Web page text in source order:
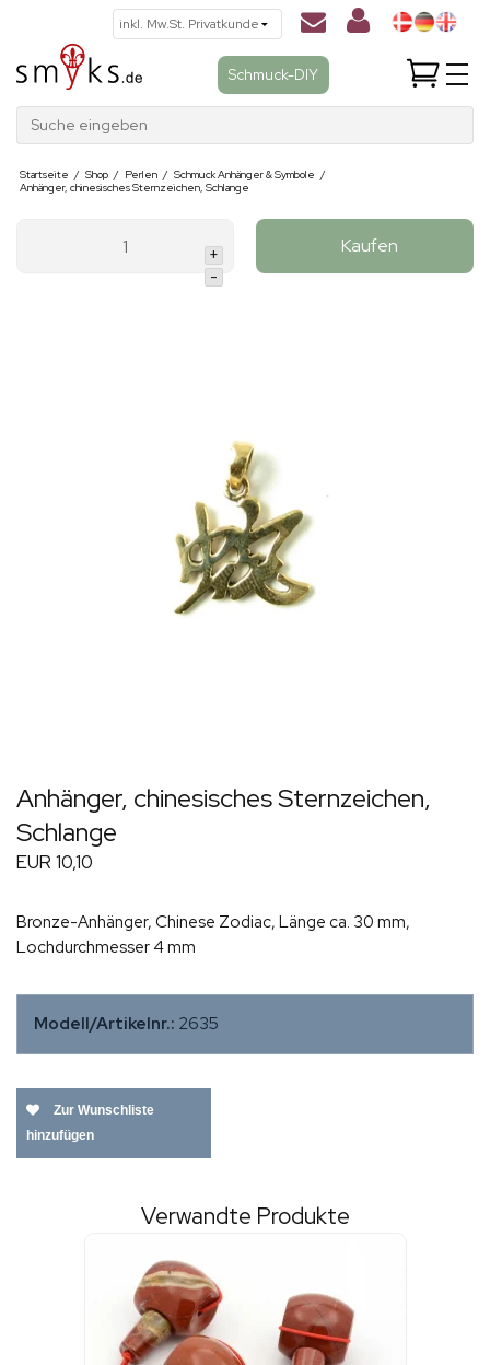
Schmuck-DIY
Suche eingeben
Startseite / Shop / Perlen / Schmuck Anhänger & Symbole /
Anhänger, chinesisches Sternzeichen, Schlange
+
-
Kaufen
Anhänger, chinesisches Sternzeichen,
Schlange
EUR 10,10
Bronze-Anhänger, Chinese Zodiac, Länge ca. 30 mm,
Lochdurchmesser 4 mm
Modell/Artikelnr.: 2635
Zur Wunschliste
hinzufügen
Verwandte Produkte